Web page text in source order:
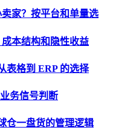
家？按平台和单量选
本结构和隐性收益
表格到 ERP 的选择
务信号判断
仓一盘货的管理逻辑